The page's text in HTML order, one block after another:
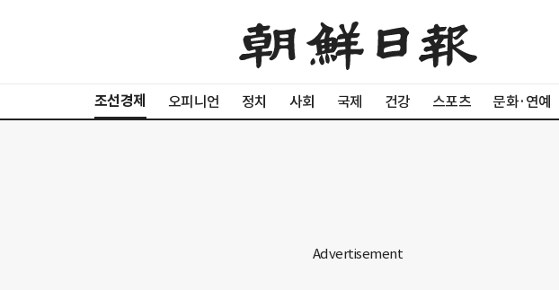
조선경제 오피니언 정치 사회 국제 건강 스포츠 문화·연예